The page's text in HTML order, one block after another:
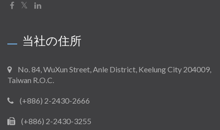
当社の住所
No. 84, WuXun Street, Anle District, Keelung City 204009,
Taiwan R.O.C.
(+886) 2-2430-2666
(+886) 2-2430-3255